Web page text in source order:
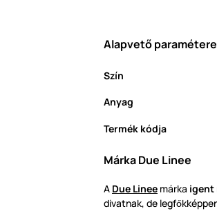
Alapvető
Szín
Anyag
Termék kódja
Márka Due Linee
A Due Linee márka igent
divatnak, de legfő